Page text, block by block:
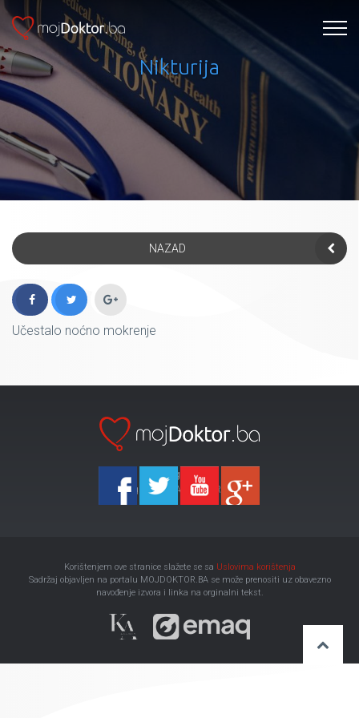
Nikturija
NAZAD
Učestalo noćno mokrenje
Ka-Agencija
Copyright 2026 All Right Reserved
Korištenjem ove stranice slažete se sa Uslovima korištenja
Sadržaj objavljen na portalu MOJDOKTOR.BA se može prenositi uz obavezno
navođenje izvora i linka na orginalni tekst.